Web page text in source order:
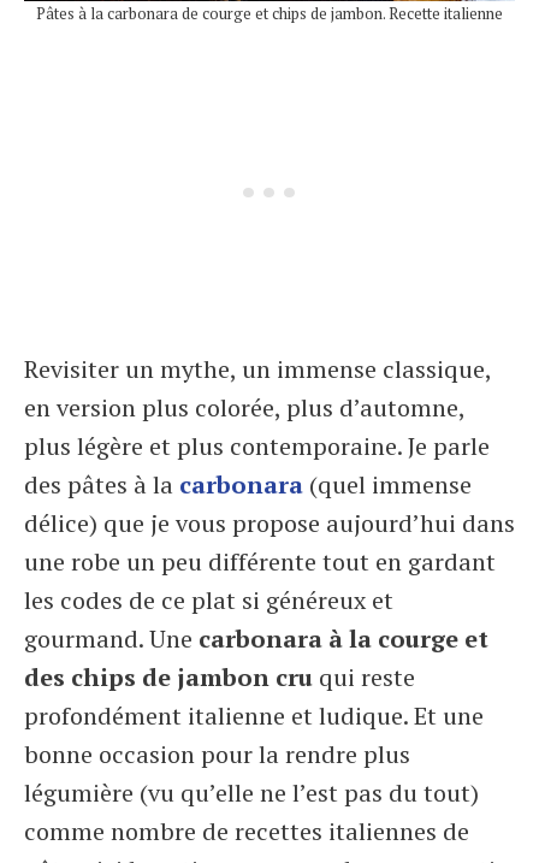
Pâtes à la carbonara de courge et chips de jambon. Recette italienne
Revisiter un mythe, un immense classique,
en version plus colorée, plus d’automne,
plus légère et plus contemporaine. Je parle
des pâtes à la carbonara (quel immense
délice) que je vous propose aujourd’hui dans
une robe un peu différente tout en gardant
les codes de ce plat si généreux et
gourmand. Une carbonara à la courge et
des chips de jambon cru qui reste
profondément italienne et ludique. Et une
bonne occasion pour la rendre plus
légumière (vu qu’elle ne l’est pas du tout)
comme nombre de recettes italiennes de